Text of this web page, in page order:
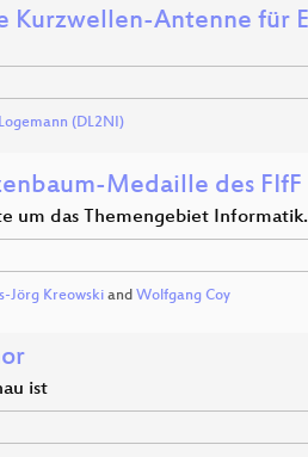
Kurzwellen-Antenne für
(DL2NI)
Medaille des FIfF
um das Themengebiet
Jörg Kreowski and Wolfgang Coy
ist